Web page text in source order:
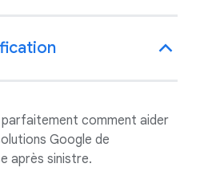
comment aider
Google de
après sinistre.